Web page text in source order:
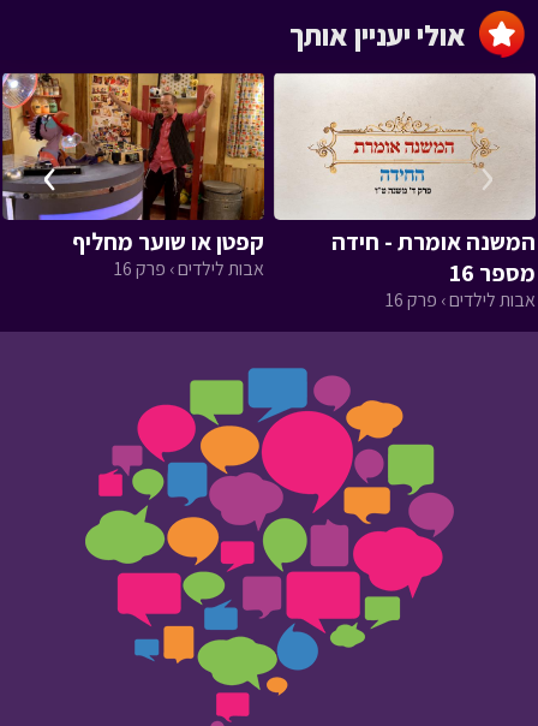
המשנה אומרת - חידה
מספר 16
אבות לילדים › פרק 16
קפטן או שוער מחליף
אבות לילדים › פרק 16
‹
›